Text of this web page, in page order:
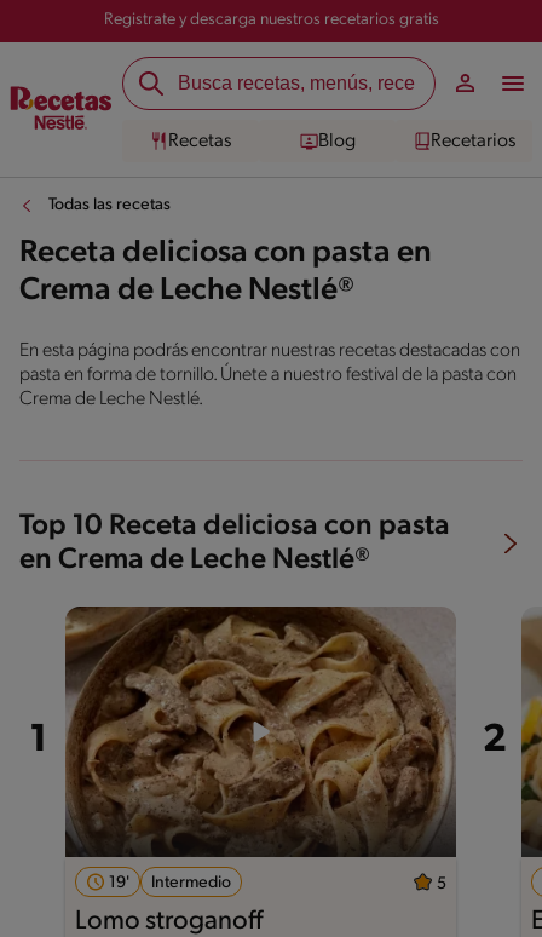
Registrate y descarga nuestros recetarios gratis
Recetas Blog Recetarios
Todas las recetas
Receta deliciosa con pasta en
Crema de Leche Nestlé®
En esta página podrás encontrar nuestras recetas destacadas con
pasta en forma de tornillo. Únete a nuestro festival de la pasta con
Crema de Leche Nestlé.
Top 10 Receta deliciosa con pasta
en Crema de Leche Nestlé®
19' Intermedio 5
Lomo stroganoff